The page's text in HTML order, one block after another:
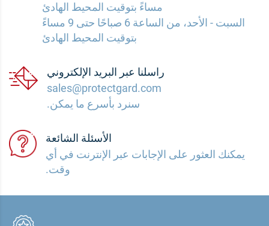
مساءً بتوقيت المحيط الهادئ
السبت - الأحد، من الساعة 6 صباحًا حتى 9 مساءً
بتوقيت المحيط الهادئ
راسلنا عبر البريد الإلكتروني
sales@protectgard.com
سنرد بأسرع ما يمكن.
الأسئلة الشائعة
يمكنك العثور على الإجابات عبر الإنترنت في أي
وقت.